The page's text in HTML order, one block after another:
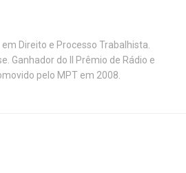
Direito e Processo Trabalhista.
Ganhador do II Prêmio de Rádio e
pelo MPT em 2008.